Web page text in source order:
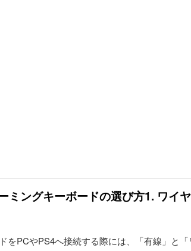
ミングキーボードの選び方1. ワイ
をPCやPS4へ接続する際には、「有線」と